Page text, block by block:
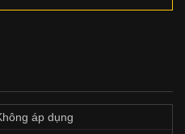
áp dụng